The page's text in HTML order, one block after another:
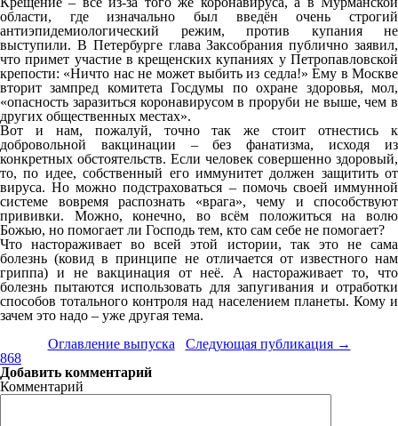
области, где изначально был введён очень строгий
антиэпидемиологический режим, против купания не
выступили. В Петербурге глава Заксобрания публично заявил,
что примет участие в крещенских купаниях у Петропавловской
крепости: «Ничто нас не может выбить из седла!» Ему в Москве
вторит зампред комитета Госдумы по охране здоровья, мол,
«опасность заразиться коронавирусом в проруби не выше, чем в
других общественных местах».
Вот и нам, пожалуй, точно так же стоит отнестись к
добровольной вакцинации – без фанатизма, исходя из
конкретных обстоятельств. Если человек совершенно здоровый,
то, по идее, собственный его иммунитет должен защитить от
вируса. Но можно подстраховаться – помочь своей иммунной
системе вовремя распознать «врага», чему и способствуют
прививки. Можно, конечно, во всём положиться на волю
Божью, но помогает ли Господь тем, кто сам себе не помогает?
Что настораживает во всей этой истории, так это не сама
болезнь (ковид в принципе не отличается от известного нам
гриппа) и не вакцинация от неё. А настораживает то, что
болезнь пытаются использовать для запугивания и отработки
способов тотального контроля над населением планеты. Кому и
зачем это надо – уже другая тема.
Оглавление выпуска
Следующая публикация →
868
Добавить комментарий
Комментарий